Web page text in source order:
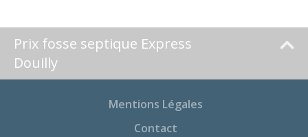
Prix fosse septique Express
Douilly
Mentions Légales
Contact